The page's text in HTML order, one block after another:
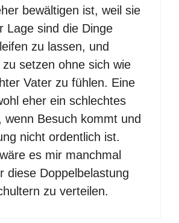
bewältigen ist, weil sie
Lage sind die Dinge
zu lassen, und
setzen ohne sich wie
Vater zu fühlen. Eine
eher ein schlechtes
wenn Besuch kommt und
nicht ordentlich ist.
es mir manchmal
diese Doppelbelastung
zu verteilen.